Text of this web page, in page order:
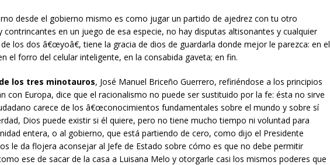
desde el gobierno mismo es como jugar un partido de ajedrez con tu otro
contrincantes en un juego de esa especie, no hay disputas altisonantes y cualquier
los dos â€œyoâ€, tiene la gracia de dios de guardarla donde mejor le parezca: en el
el forro del celular inteligente, en la consabida gaveta; en fin.
los tres minotauros, José Manuel Briceño Guerrero, refiriéndose a los principios
con Europa, dice que el racionalismo no puede ser sustituido por la fe: ésta no sirve
carece de los â€œconocimientos fundamentales sobre el mundo y sobre sí
Dios puede existir si él quiere, pero no tiene mucho tiempo ni voluntad para
entera, o al gobierno, que está partiendo de cero, como dijo el Presidente
le da flojera aconsejar al Jefe de Estado sobre cómo es que no debe permitir
ese de sacar de la casa a Luisana Melo y otorgarle casi los mismos poderes que